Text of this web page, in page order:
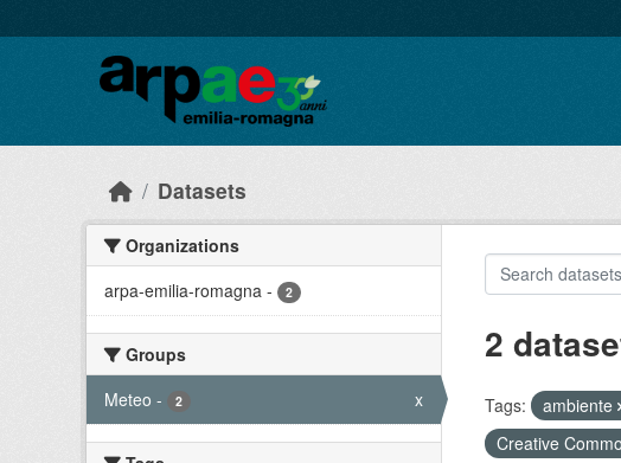
Datasets
Organizations
arpa-emilia-romagna - 2
Groups
Meteo - 2 x
2
Tags: ambiente
Creative